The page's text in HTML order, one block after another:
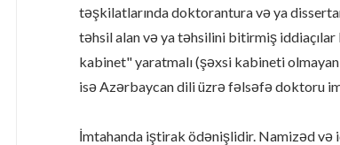
təşkilatlarında doktorantura və ya
təhsil alan və ya təhsilini bitirmiş
kabinet" yaratmalı (şəxsi kabineti
isə Azərbaycan dili üzrə fəlsəfə doktoru
İmtahanda iştirak ödənişlidir. Namizəd və